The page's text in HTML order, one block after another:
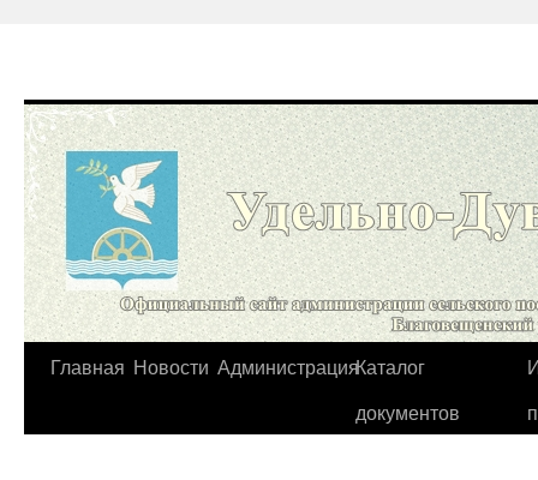
Перейти
Главная Новости АдминистрацияКаталог
документов